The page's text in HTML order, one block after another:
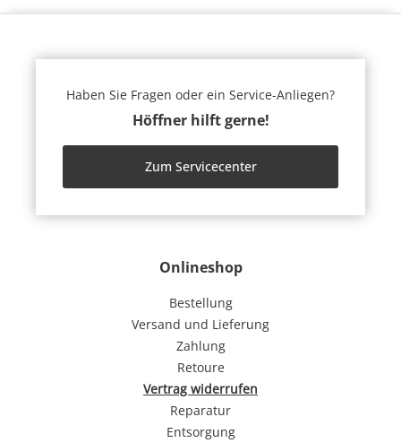
Onlineshop
Bestellung
Versand und Lieferung
Zahlung
Retoure
Vertrag widerrufen
Reparatur
Entsorgung
Haben Sie Fragen oder ein Service-Anliegen?
Höffner hilft gerne!
Zum Servicecenter